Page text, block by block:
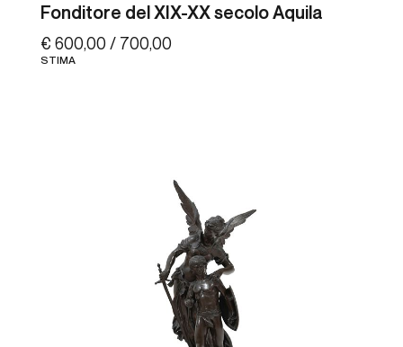
Fonditore del XIX-XX secolo Aquila
€ 600,00 / 700,00
STIMA